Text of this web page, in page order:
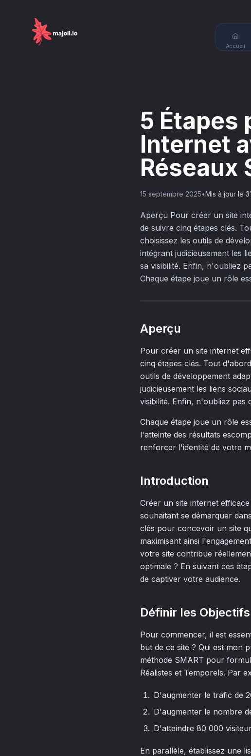
Accueil
5 Étapes
Internet
Réseaux
15 septembre 2025•Mis à jour le
Aperçu Pour créer un site
de suivre cinq étapes clés.
choisissez les outils de
intégrant judicieusement les
sa visibilité. Enfin, n'oubliez
Chaque étape joue un rôle
Aperçu
Pour créer un site internet
cinq étapes clés. Tout
outils de développement
judicieusement les liens
visibilité. Enfin, n'oubliez pas
Chaque étape joue un rôle
l'atteinte des résultats
renforcer l'identité de votre
Introduction
Créer un site internet
souhaitant se démarquer
clés pour concevoir un site
maximisant ainsi
votre site contribue
optimale ? En suivant ces
de captiver votre audience.
Définir les
Pour commencer, il est
but de ce site ? Qui est mon
méthode SMART pour
Réalistes et Temporels. Par
D'augmenter le trafic de
D'augmenter le nombre
D'atteindre 80 000
En parallèle, établissez une